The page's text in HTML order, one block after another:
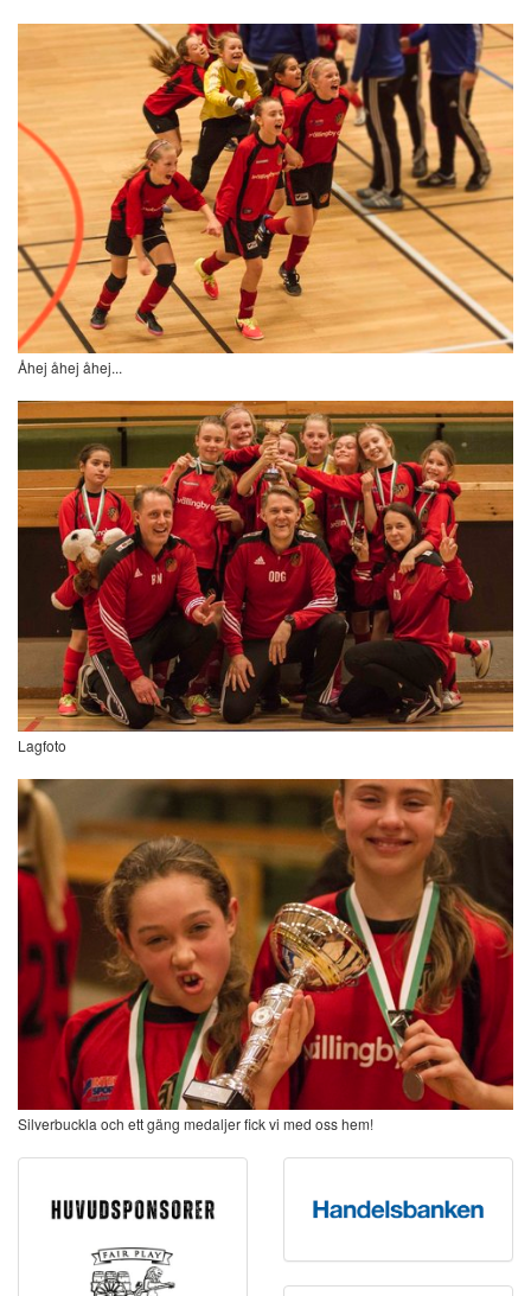
Åhej åhej åhej...
Lagfoto
Silverbuckla och ett gäng medaljer fick vi med oss hem!